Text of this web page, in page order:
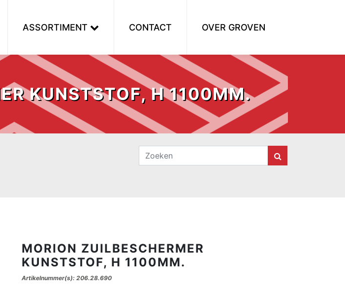
ASSORTIMENT CONTACT OVER GROVEN
KUNSTSTOF, H 1100MM.
MORION ZUILBESCHERMER
KUNSTSTOF, H 1100MM.
Artikelnummer(s): 206.28.690